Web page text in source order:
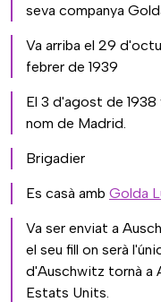
seva companya
Va arriba el 29
febrer de 1939
El 3 d'agost de 1938
nom de Madrid.
Brigadier
Es casà amb Golda
Va ser enviat a
el seu fill on serà
d'Auschwitz tornà a
Estats Units.